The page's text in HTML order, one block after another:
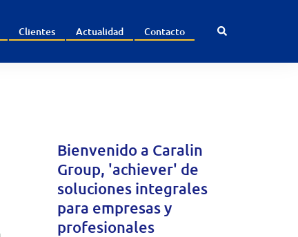
Clientes Actualidad Contacto Search
Bienvenido a Caralin
Group, 'achiever' de
soluciones integrales
para empresas y
profesionales